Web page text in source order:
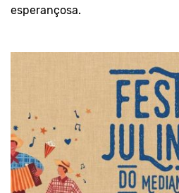
esperançosa.